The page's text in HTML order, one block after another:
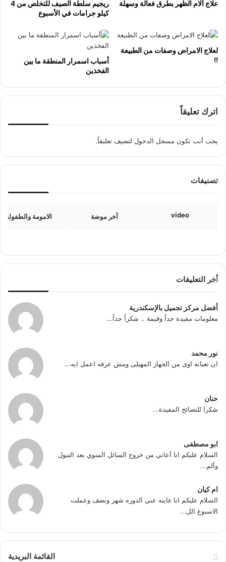
ريجيم سلطة الصيف للتخلص من 4
كيلو جرامات في الأسبوع
علاج آلام الظهر بطرق فعالة وسهلة
أسباب اسمرار المنطقة ما بين
الفخذين
لعلاج الامراض وصفات من الطبيعة
!!
اترك تعليقاً
يجب أنت تكون مسجل الدخول لتضيف تعليقاً.
تصنيفات
video آخر موضة الامومة والطفولة
أخر التعليقات
أفضل مركز تجميل بالإسكندرية
معلومات مفيدة جداً وقيمة .. شكراً جداً...
نور محمد
ان تعبانه اوى من الجهاز المهبلى ومش عرفه اعمل ايه...
حنان
شكرا للنصائح المفيدة...
ابو مصطفى
السلام عليكم انا أعاني من خروج السائل المنوي بعد التبول
وألم...
ام كيان
السلام عليكم انا غايبه عني الدوره شهر ونصف وعملت
الاسبوع الل...
القائمة البريدية